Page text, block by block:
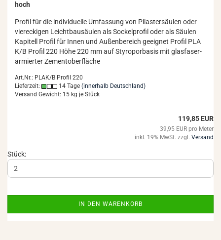
hoch
Pro­fil für die in­di­vi­du­el­le Um­fas­sung von Pi­las­ter­säu­len oder
vier­ecki­gen Leicht­bau­säu­len als So­ckel­pro­fil oder als Säu­len
Ka­pi­tell Pro­fil für Innen und Au­ßen­be­reich ge­eig­net Pro­fil PLA
K/B Pro­fil 220 Höhe 220 mm auf Sty­ro­por­ba­sis mit glas­fa­ser­
ar­mier­ter Ze­ment­ober­flä­che
Art.Nr.: PLAK/B Profil 220
Lieferzeit:
14 Tage (innerhalb Deutschland)
Versand Gewicht: 15 kg je Stück
119,85 EUR
39,95 EUR pro Meter
inkl. 19% MwSt. zzgl. Versand
Stück:
IN DEN WARENKORB